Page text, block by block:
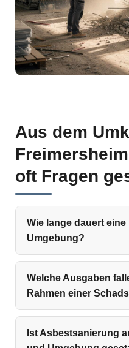
Aus dem
oft Fragen
Wie lange dauert
Umgebung?
Welche Ausgaben
Rahmen einer
Ist Asbestsanierung